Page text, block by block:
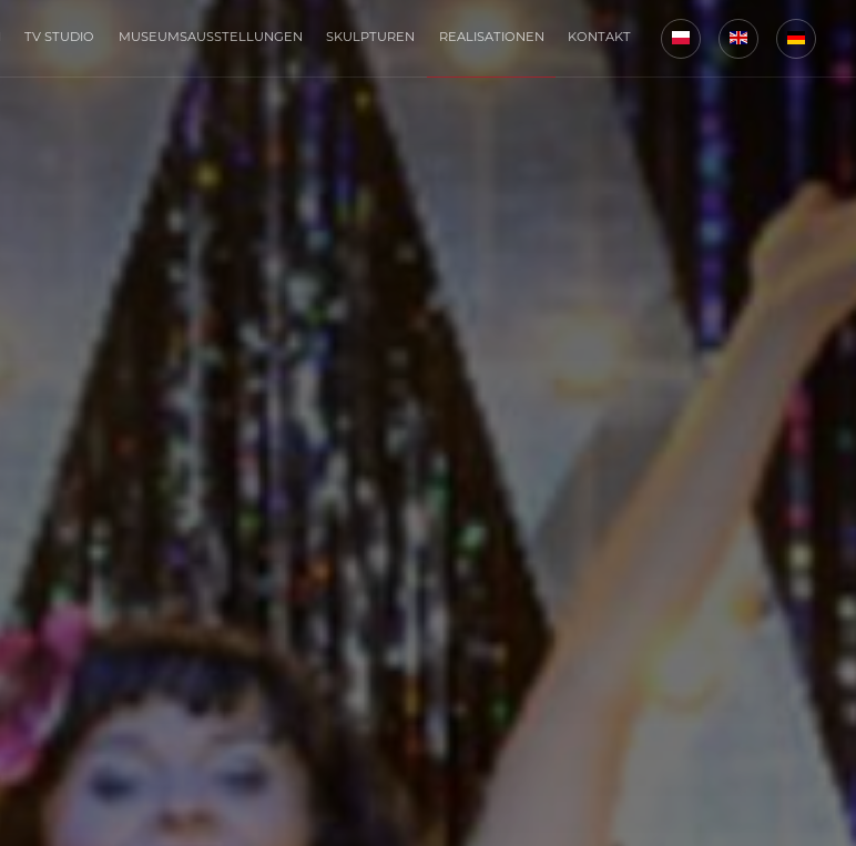
TV STUDIO MUSEUMSAUSSTELLUNGEN SKULPTUREN REALISATIONEN KONTAKT